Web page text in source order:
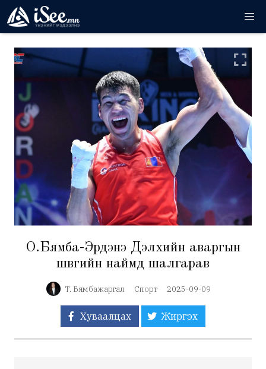
О.Бямба-Эрдэнэ Дэлхийн аваргын
шөвгийн наймд шалгарав
Т. Бямбажаргал Спорт 2025-09-09
Хуваалцах Жиргэх